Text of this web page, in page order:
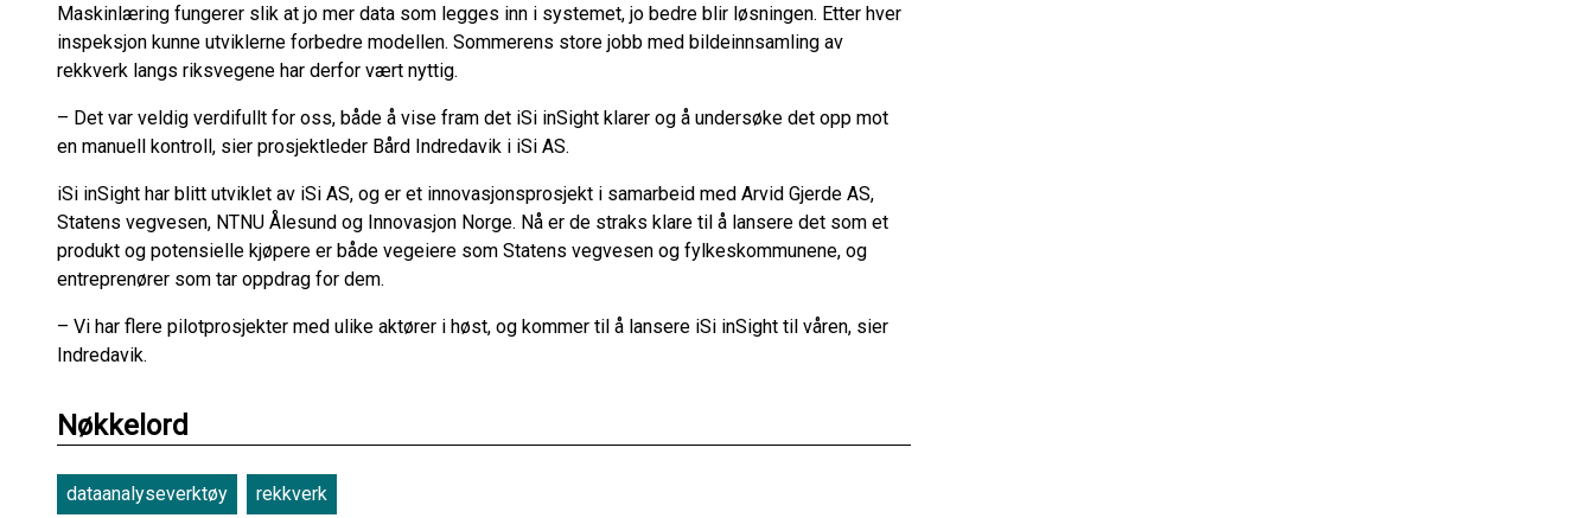
Maskinlæring fungerer slik at jo mer data som legges inn i systemet, jo bedre blir løsningen. Etter hver
inspeksjon kunne utviklerne forbedre modellen. Sommerens store jobb med bildeinnsamling av
rekkverk langs riksvegene har derfor vært nyttig.
– Det var veldig verdifullt for oss, både å vise fram det iSi inSight klarer og å undersøke det opp mot
en manuell kontroll, sier prosjektleder Bård Indredavik i iSi AS.
iSi inSight har blitt utviklet av iSi AS, og er et innovasjonsprosjekt i samarbeid med Arvid Gjerde AS,
Statens vegvesen, NTNU Ålesund og Innovasjon Norge. Nå er de straks klare til å lansere det som et
produkt og potensielle kjøpere er både vegeiere som Statens vegvesen og fylkeskommunene, og
entreprenører som tar oppdrag for dem.
– Vi har flere pilotprosjekter med ulike aktører i høst, og kommer til å lansere iSi inSight til våren, sier
Indredavik.
Nøkkelord
dataanalyseverktøy rekkverk